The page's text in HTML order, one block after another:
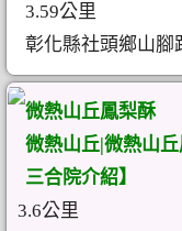
3.59公里
彰化縣社頭鄉山腳
微熱山丘鳳梨酥
微熱山丘|微熱山
三合院介紹】
3.6公里